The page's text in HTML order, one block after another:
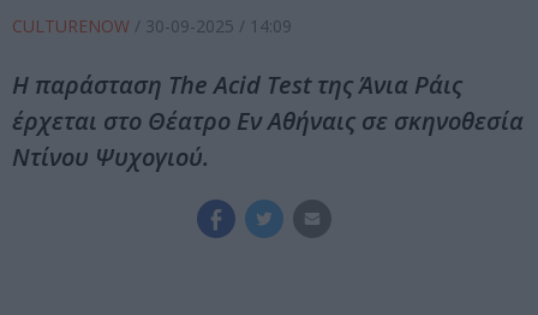
CULTURENOW / 30-09-2025 / 14:09
Η παράσταση The Acid Test της Άνια Ράις
έρχεται στο Θέατρο Εν Αθήναις σε σκηνοθεσία
Ντίνου Ψυχογιού.